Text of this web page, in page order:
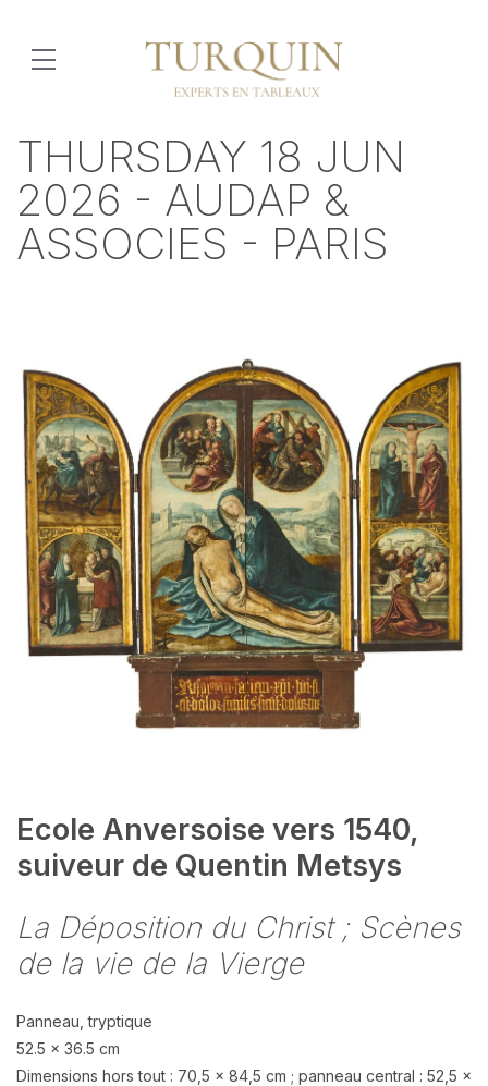
THURSDAY 18 JUN
2026 - AUDAP &
ASSOCIES - PARIS
Ecole Anversoise vers 1540,
suiveur de Quentin Metsys
La Déposition du Christ ; Scènes
de la vie de la Vierge
Panneau, tryptique
52.5 x 36.5 cm
Dimensions hors tout : 70,5 x 84,5 cm ; panneau central : 52,5 x